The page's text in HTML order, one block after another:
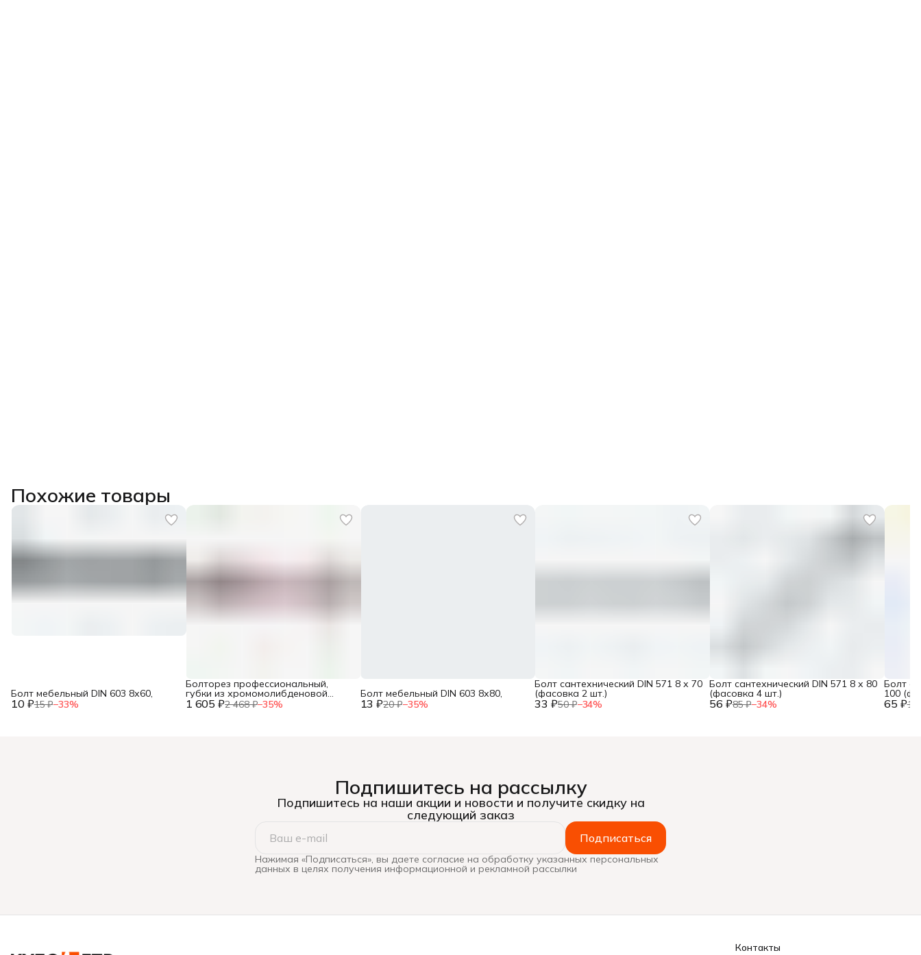
Похожие товары
10 ₽15 ₽−33%
Болт мебельный DIN 603 8х60,
1 605 ₽2 468 ₽−35%
Болторез профессиональный,
губки из хромомолибденовой
стали, 600 мм/24”, ЗУБР, 13 ₽20 ₽−35%
Болт мебельный DIN 603 8х80,
33 ₽50 ₽−34%
Болт сантехнический DIN 571 8 х 70
(фасовка 2 шт.)
56 ₽85 ₽−34%
Болт сантехнический DIN 571 8 х 80
(фасовка 4 шт.)
65 ₽
Болт
100
Подпишитесь на рассылку
Подпишитесь на наши акции и новости и получите скидку на
следующий заказ
Подписаться
Нажимая «Подписаться», вы даете согласие на обработку указанных персональных
данных в целях получения информационной и рекламной рассылки
Контакты